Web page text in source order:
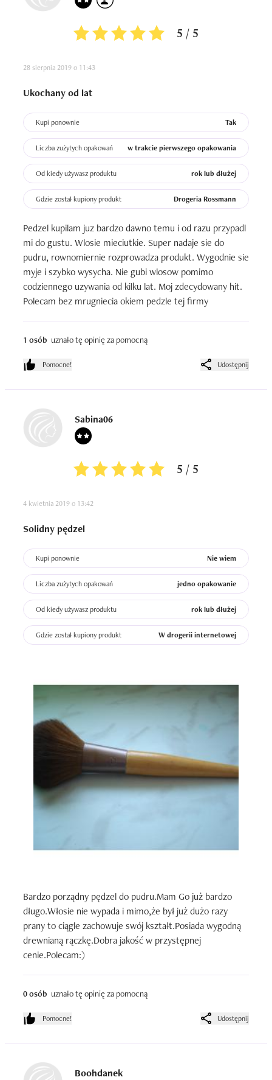
5 / 5
28 sierpnia 2019 o 11:43
Ukochany od lat
Kupi ponownie Tak
Liczba zużytych opakowań w trakcie pierwszego opakowania
Od kiedy używasz produktu rok lub dłużej
Gdzie został kupiony produkt Drogeria Rossmann
Pedzel kupilam juz bardzo dawno temu i od razu przypadl
mi do gustu. Wlosie mieciutkie. Super nadaje sie do
pudru, rownomiernie rozprowadza produkt. Wygodnie sie
myje i szybko wysycha. Nie gubi wlosow pomimo
codziennego uzywania od kilku lat. Moj zdecydowany hit.
Polecam bez mrugniecia okiem pedzle tej firmy
1 osób uznało tę opinię za pomocną
Pomocne! Udostępnij
Sabina06
5 / 5
4 kwietnia 2019 o 13:42
Solidny pędzel
Kupi ponownie Nie wiem
Liczba zużytych opakowań jedno opakowanie
Od kiedy używasz produktu rok lub dłużej
Gdzie został kupiony produkt W drogerii internetowej
Bardzo porządny pędzel do pudru.Mam Go już bardzo
długo.Włosie nie wypada i mimo,że był już dużo razy
prany to ciągle zachowuje swój kształt.Posiada wygodną
drewnianą rączkę.Dobra jakość w przystępnej
cenie.Polecam:)
0 osób uznało tę opinię za pomocną
Pomocne! Udostępnij
Boohdanek